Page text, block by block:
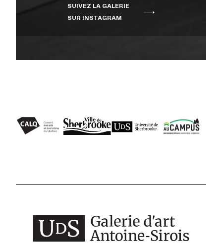
CENTRE CULTUREL DE
SUIVEZ LA GALERIE
SUR INSTAGRAM